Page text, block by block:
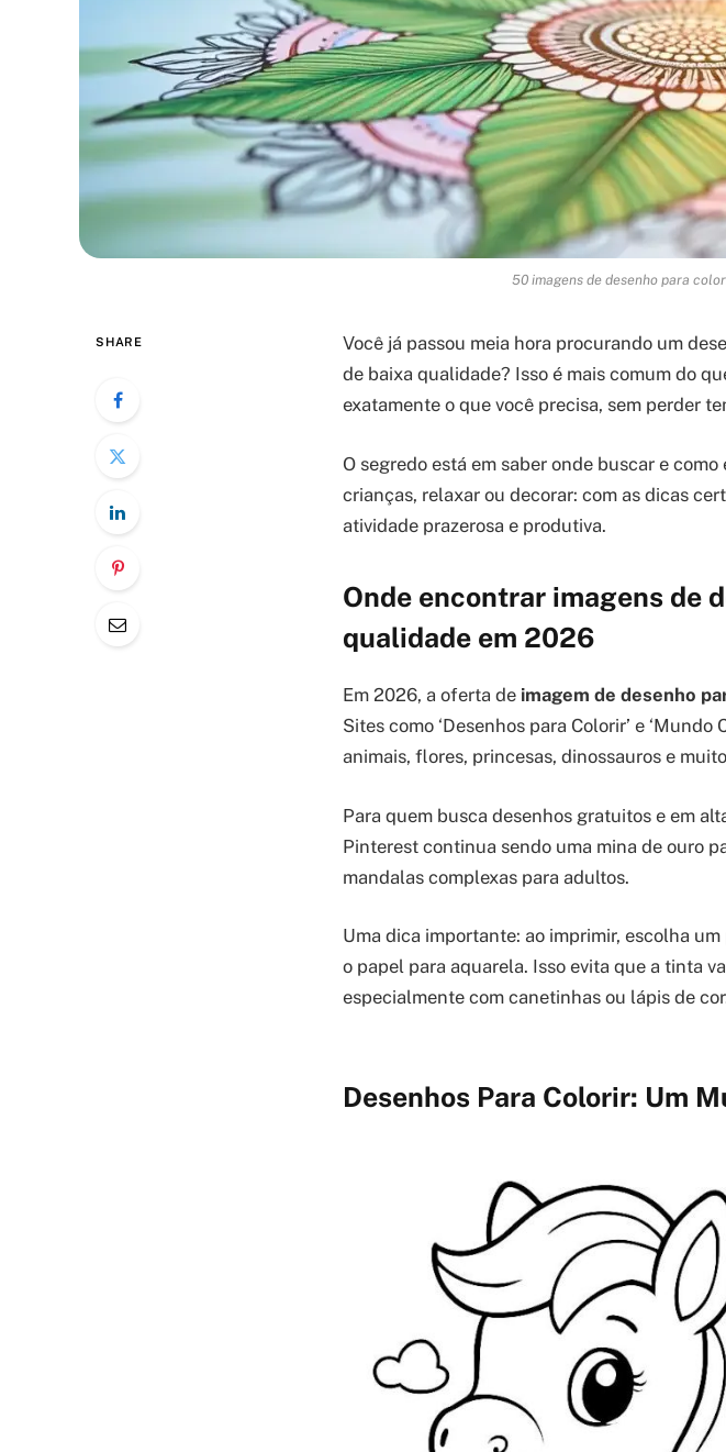
50 imagens de desenho para
SHARE
Você já passou meia hora procurando um
de baixa qualidade? Isso é mais comum do
exatamente o que você precisa, sem perder
O segredo está em saber onde buscar e
crianças, relaxar ou decorar: com as dicas
atividade prazerosa e produtiva.
Onde encontrar imagens de
qualidade em 2026
Em 2026, a oferta de imagem de desenho
Sites como ‘Desenhos para Colorir’ e
animais, flores, princesas, dinossauros e
Para quem busca desenhos gratuitos e em
Pinterest continua sendo uma mina de ouro
mandalas complexas para adultos.
Uma dica importante: ao imprimir, escolha
o papel para aquarela. Isso evita que a tinta
especialmente com canetinhas ou lápis de
Desenhos Para Colorir: Um